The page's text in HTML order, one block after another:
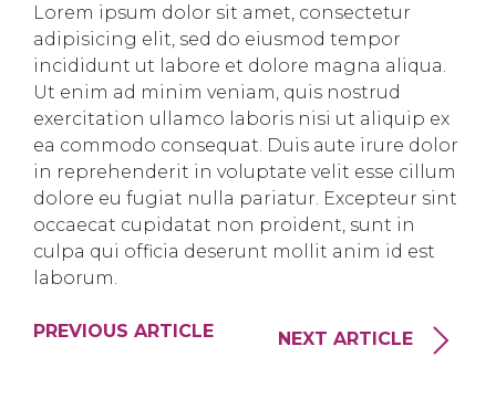
Lorem ipsum dolor sit amet, consectetur
adipisicing elit, sed do eiusmod tempor
incididunt ut labore et dolore magna aliqua.
Ut enim ad minim veniam, quis nostrud
exercitation ullamco laboris nisi ut aliquip ex
ea commodo consequat. Duis aute irure dolor
in reprehenderit in voluptate velit esse cillum
dolore eu fugiat nulla pariatur. Excepteur sint
occaecat cupidatat non proident, sunt in
culpa qui officia deserunt mollit anim id est
laborum.
PREVIOUS ARTICLE NEXT ARTICLE